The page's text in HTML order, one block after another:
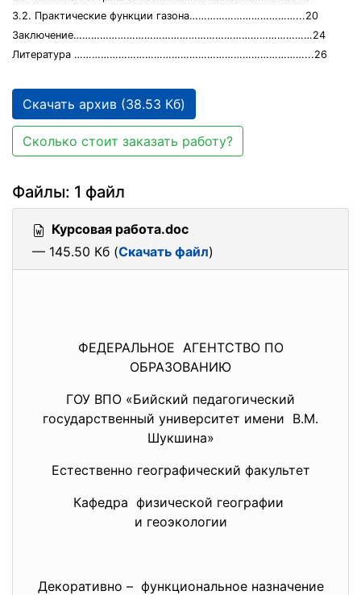
3.2. Практические функции газона………………………………...20
Заключение………………………………………………………………………24
Литература ……………………………………………………………………...26
Скачать архив (38.53 Кб)
Сколько стоит заказать работу?
Файлы: 1 файл
Курсовая работа.doc
— 145.50 Кб (Скачать файл)
ФЕДЕРАЛЬНОЕ АГЕНТСТВО ПО
ОБРАЗОВАНИЮ
ГОУ ВПО «Бийский педагогический
государственный университет имени В.М.
Шукшина»
Естественно географический факультет
Кафедра физической географии
и геоэкологии
Декоративно – функциональное назначение